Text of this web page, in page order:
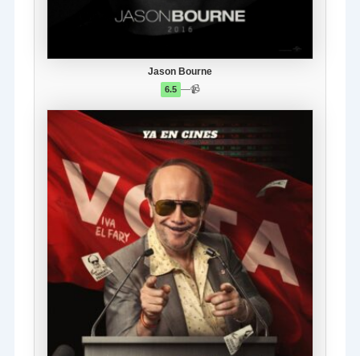
Jason Bourne
6.5 —📹